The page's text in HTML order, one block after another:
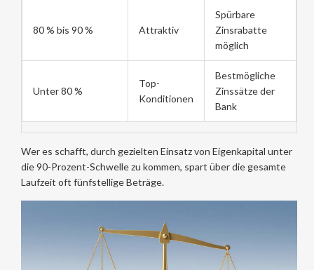
80 % bis 90 % Attraktiv
Spürbare
Zinsrabatte
möglich
Unter 80 %
Top-
Konditionen
Bestmögliche
Zinssätze der
Bank
Wer es schafft, durch gezielten Einsatz von Eigenkapital unter
die 90-Prozent-Schwelle zu kommen, spart über die gesamte
Laufzeit oft fünfstellige Beträge.